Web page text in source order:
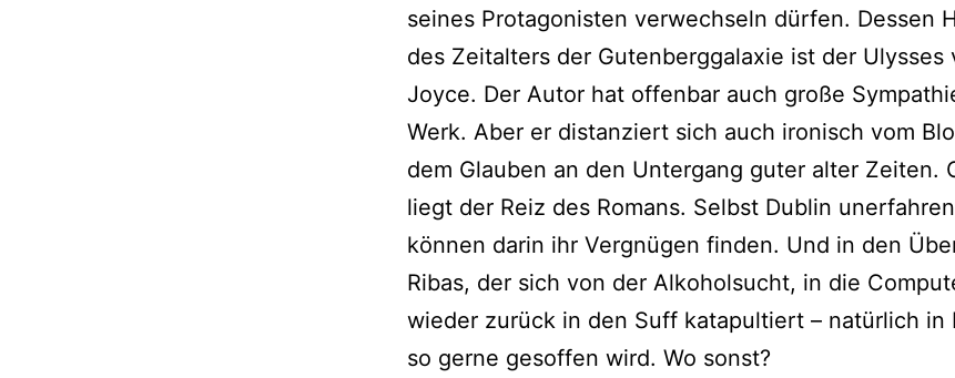
seines Protagonisten verwechseln dürfen. Dessen
des Zeitalters der Gutenberggalaxie ist der Ulysses
Joyce. Der Autor hat offenbar auch große
Werk. Aber er distanziert sich auch ironisch vom
dem Glauben an den Untergang guter alter Zeiten.
liegt der Reiz des Romans. Selbst Dublin
können darin ihr Vergnügen finden. Und in den
Ribas, der sich von der Alkoholsucht, in die
wieder zurück in den Suff katapultiert – natürlich in
so gerne gesoffen wird. Wo sonst?